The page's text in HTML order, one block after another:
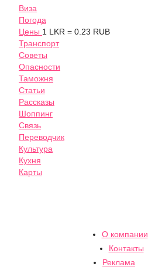
Виза
Погода
Цены 1 LKR = 0.23 RUB
Транспорт
Советы
Опасности
Таможня
Статьи
Рассказы
Шоппинг
Связь
Переводчик
Культура
Кухня
Карты
О компании
Контакты
Реклама